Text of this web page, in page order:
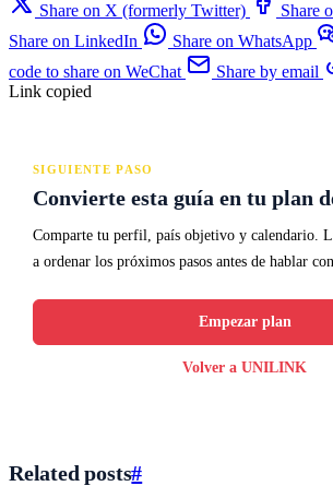
Share on X (formerly Twitter)
Share
Share on LinkedIn
Share on WhatsApp
code to share on WeChat
Share by email
Link copied
SIGUIENTE PASO
Convierte esta guía en tu plan
Comparte tu perfil, país objetivo y calendario.
a ordenar los próximos pasos antes de hablar con
Empezar plan
Volver a UNILINK
Related posts#